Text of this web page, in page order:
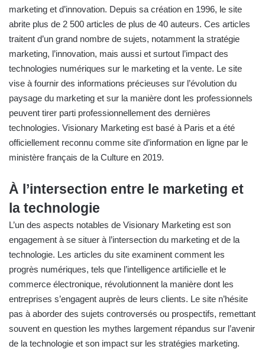
marketing et d’innovation. Depuis sa création en 1996, le site
abrite plus de 2 500 articles de plus de 40 auteurs. Ces articles
traitent d’un grand nombre de sujets, notamment la stratégie
marketing, l’innovation, mais aussi et surtout l’impact des
technologies numériques sur le marketing et la vente. Le site
vise à fournir des informations précieuses sur l’évolution du
paysage du marketing et sur la manière dont les professionnels
peuvent tirer parti professionnellement des dernières
technologies. Visionary Marketing est basé à Paris et a été
officiellement reconnu comme site d’information en ligne par le
ministère français de la Culture en 2019.
À l’intersection entre le marketing et
la technologie
L’un des aspects notables de Visionary Marketing est son
engagement à se situer à l’intersection du marketing et de la
technologie. Les articles du site examinent comment les
progrès numériques, tels que l’intelligence artificielle et le
commerce électronique, révolutionnent la manière dont les
entreprises s’engagent auprès de leurs clients. Le site n’hésite
pas à aborder des sujets controversés ou prospectifs, remettant
souvent en question les mythes largement répandus sur l’avenir
de la technologie et son impact sur les stratégies marketing.